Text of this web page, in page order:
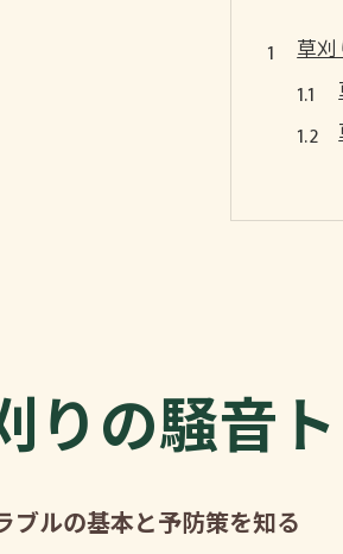
草
りの騒音
ブルの基本と予防策を知る